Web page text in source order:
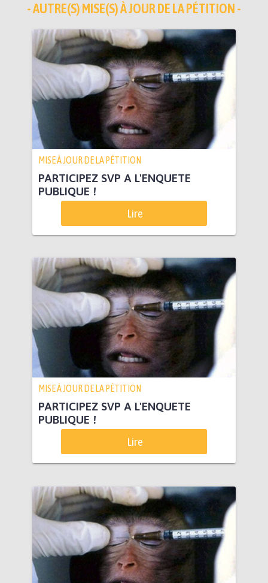
- AUTRE(S) MISE(S) À JOUR DE LA PÉTITION -
MISE À JOUR DE LA PÉTITION
PARTICIPEZ SVP A L'ENQUETE
PUBLIQUE !
Lire
MISE À JOUR DE LA PÉTITION
PARTICIPEZ SVP A L'ENQUETE
PUBLIQUE !
Lire